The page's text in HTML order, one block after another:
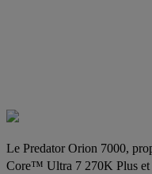
Le Predator Orion 7000,
Core™ Ultra 7 270K Plus